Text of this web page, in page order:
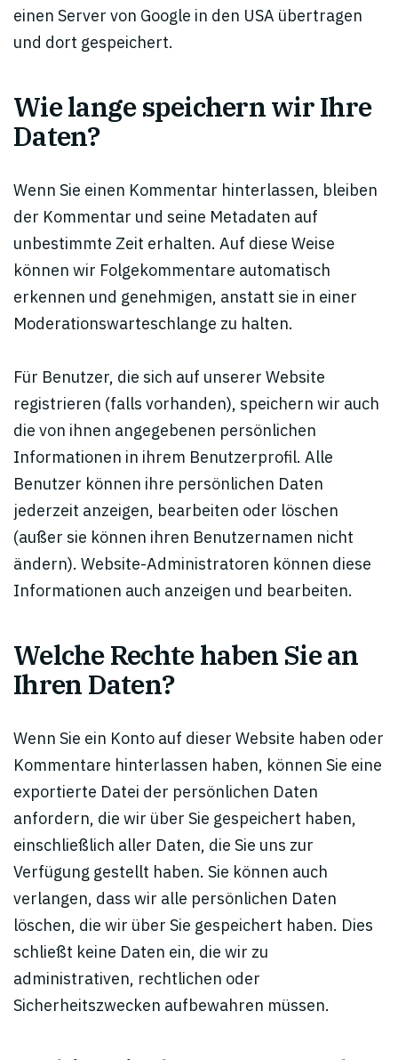
einen Server von Google in den USA übertragen
und dort gespeichert.
Wie lange speichern wir Ihre
Daten?
Wenn Sie einen Kommentar hinterlassen, bleiben
der Kommentar und seine Metadaten auf
unbestimmte Zeit erhalten. Auf diese Weise
können wir Folgekommentare automatisch
erkennen und genehmigen, anstatt sie in einer
Moderationswarteschlange zu halten.
Für Benutzer, die sich auf unserer Website
registrieren (falls vorhanden), speichern wir auch
die von ihnen angegebenen persönlichen
Informationen in ihrem Benutzerprofil. Alle
Benutzer können ihre persönlichen Daten
jederzeit anzeigen, bearbeiten oder löschen
(außer sie können ihren Benutzernamen nicht
ändern). Website-Administratoren können diese
Informationen auch anzeigen und bearbeiten.
Welche Rechte haben Sie an
Ihren Daten?
Wenn Sie ein Konto auf dieser Website haben oder
Kommentare hinterlassen haben, können Sie eine
exportierte Datei der persönlichen Daten
anfordern, die wir über Sie gespeichert haben,
einschließlich aller Daten, die Sie uns zur
Verfügung gestellt haben. Sie können auch
verlangen, dass wir alle persönlichen Daten
löschen, die wir über Sie gespeichert haben. Dies
schließt keine Daten ein, die wir zu
administrativen, rechtlichen oder
Sicherheitszwecken aufbewahren müssen.